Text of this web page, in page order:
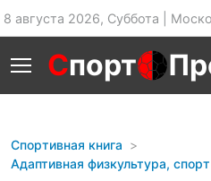
8 августа 2026, Суббота |
Спорт
Спортивная книга
Адаптивная физкультура,